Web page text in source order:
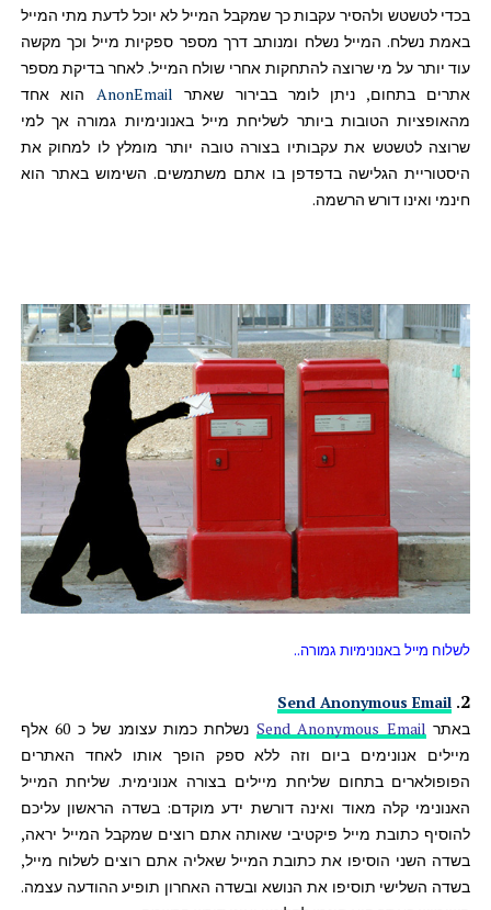
בכדי לטשטש ולהסיר עקבות כך שמקבל המייל לא יוכל לדעת מתי המייל
באמת נשלח. המייל נשלח ומנותב דרך מספר ספקיות מייל וכך מקשה
עוד יותר על מי שרוצה להתחקות אחרי שולח המייל. לאחר בדיקת מספר
אתרים בתחום, ניתן לומר בבירור שאתר AnonEmail
הוא אחד
מהאופציות הטובות ביותר לשליחת מייל באנונימיות גמורה אך למי
שרוצה לטשטש את עקבותיו בצורה טובה יותר מומלץ לו למחוק את
היסטוריית הגלישה בדפדפן בו אתם משתמשים. השימוש באתר הוא
חינמי ואינו דורש הרשמה.
לשלוח מייל באנונימיות גמורה..
2
.
Send Anonymous Email
באתר Send Anonymous Email
נשלחת כמות עצומנ של כ 60 אלף
מיילים אנונימים ביום וזה ללא ספק הופך אותו לאחד האתרים
הפופולארים בתחום שליחת מיילים בצורה אנונימית. שליחת המייל
האנונימי קלה מאוד ואינה דורשת ידע מוקדם: בשדה הראשון עליכם
להוסיף כתובת מייל פיקטיבי שאותה אתם רוצים שמקבל המייל יראה,
בשדה השני הוסיפו את כתובת המייל שאליה אתם רוצים לשלוח מייל,
בשדה השלישי תוסיפו את הנושא ובשדה האחרון תופיע ההודעה עצמה.